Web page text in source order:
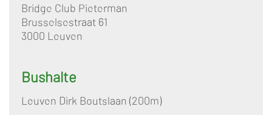
Bridge Club Pieterman
Brusselsestraat 61
3000 Leuven
Bushalte
Leuven Dirk Boutslaan (200m)